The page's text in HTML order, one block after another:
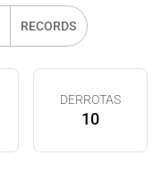
RECORDS
DERROTAS
10